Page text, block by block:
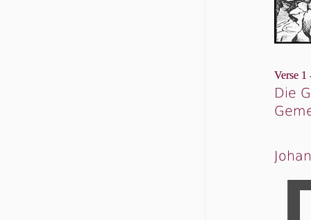
Verse 1
Die